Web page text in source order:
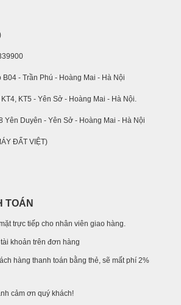
- Trần Phú - Hoàng Mai - Hà Nội
KT5 - Yên Sở - Hoàng Mai - Hà Nội.
Yên Duyên - Yên Sở - Hoàng Mai - Hà Nội
ĐẤT VIỆT)
TOÁN
trực tiếp cho nhân viên giao hàng.
khoản trên đơn hàng
hàng thanh toán bằng thẻ, sẽ mất phí 2%
cảm ơn quý khách!